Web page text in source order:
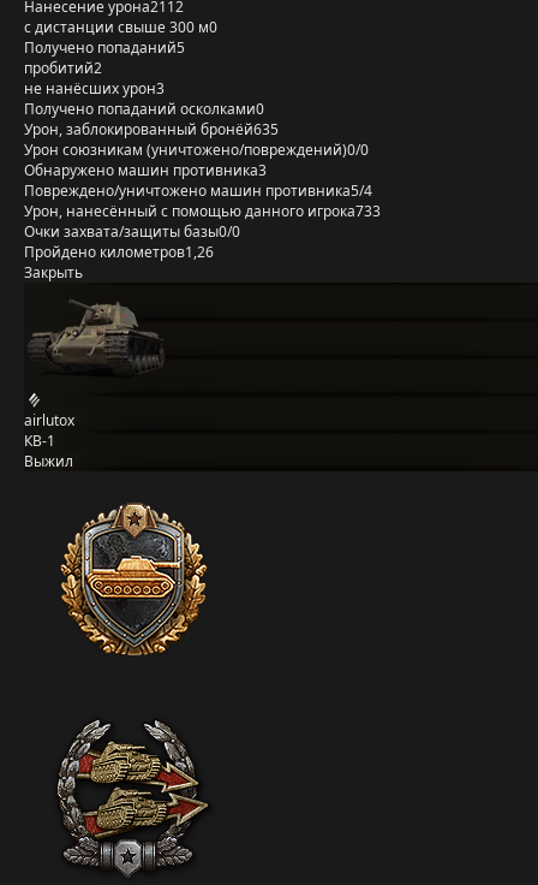
Нанесение урона2112
с дистанции свыше 300 м0
Получено попаданий5
пробитий2
не нанёсших урон3
Получено попаданий осколками0
Урон, заблокированный бронёй635
Урон союзникам (уничтожено/повреждений)0/0
Обнаружено машин противника3
Повреждено/уничтожено машин противника5/4
Урон, нанесённый с помощью данного игрока733
Очки захвата/защиты базы0/0
Пройдено километров1,26
Закрыть
airlutox
КВ-1
Выжил